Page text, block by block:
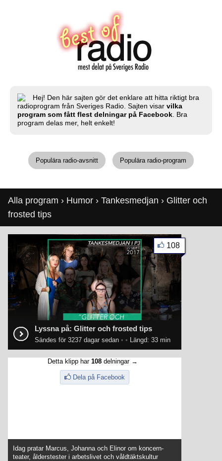
Hej! Den här sajten gör det enklare att hitta riktigt bra
radioprogram från Sveriges Radio. Sajten visar vilka
program som fått flest delningar på Facebook . Bra
program delas mer, helt enkelt!
Populära radio-avsnitt Populära radio-program
Alla program › Humor › Tankesmedjan › Glitter och
frosted tips
Lyssna på: Glitter och frosted tips
Sändes för 3237 dagar sedan • • Längd: 33 min
108
Detta klipp har 108 delningar →
Dela på Facebook
Idag pratar Marcus, Johanna och Elinor om koncern-
teater, ålderstester i arbetslivet och våldtäktskultur